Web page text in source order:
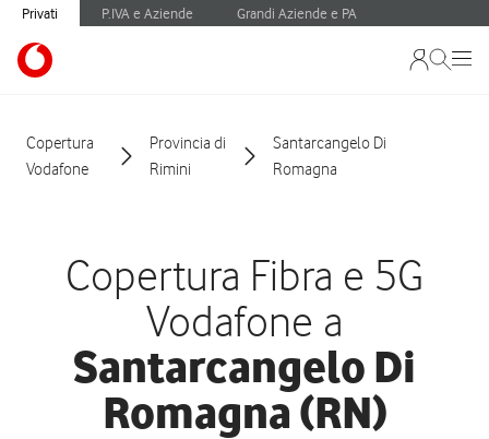
Privati P.IVA e Aziende Grandi Aziende e PA
Copertura
Vodafone
Provincia di
Rimini
Santarcangelo Di
Romagna
Copertura Fibra e 5G
Vodafone a
Santarcangelo Di
Romagna (RN)